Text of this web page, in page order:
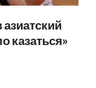
казаться»